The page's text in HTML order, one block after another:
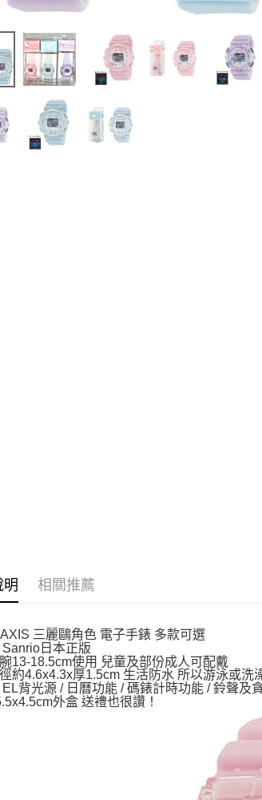
明 相關推薦
三麗鷗角色 電子手錶 多款可選
日本正版
13-18.5cm使用 兒童及部份成人可配戴
約4.6x4.3x厚1.5cm 生活防水 所以游泳或洗
背光源 / 日曆功能 / 碼錶計時功能 / 鈴聲及
外盒 送禮也很讚！